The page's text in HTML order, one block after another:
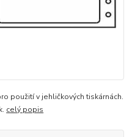
použití v jehličkových tiskárnách.
celý popis